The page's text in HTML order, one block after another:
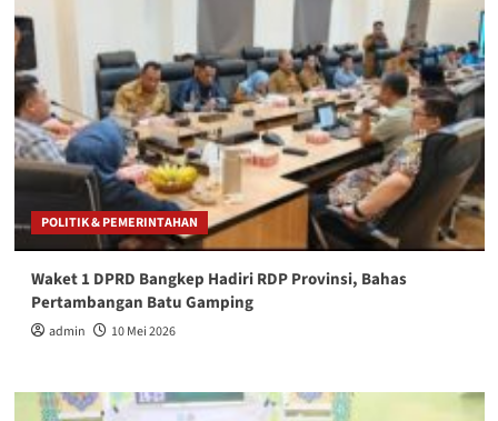
POLITIK & PEMERINTAHAN
Waket 1 DPRD Bangkep Hadiri RDP Provinsi, Bahas
Pertambangan Batu Gamping
admin 10 Mei 2026